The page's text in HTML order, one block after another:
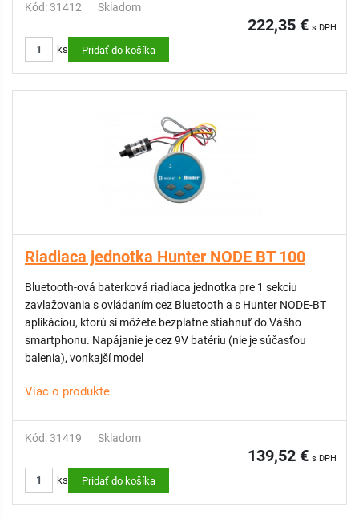
Kód: 31412 Skladom
222,35 € s DPH
ks Pridať do košíka
Riadiaca jednotka Hunter NODE BT 100
Bluetooth-ová baterková riadiaca jednotka pre 1 sekciu
zavlažovania s ovládaním cez Bluetooth a s Hunter NODE-BT
aplikáciou, ktorú si môžete bezplatne stiahnuť do Vášho
smartphonu. Napájanie je cez 9V batériu (nie je súčasťou
balenia), vonkajší model
Viac o produkte
Kód: 31419 Skladom
139,52 € s DPH
ks Pridať do košíka